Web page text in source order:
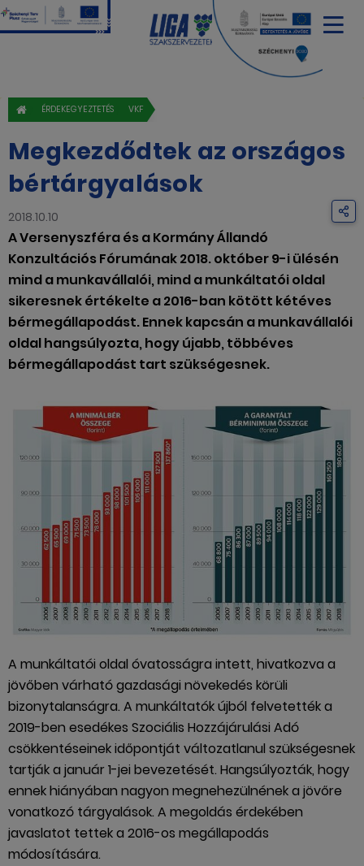
ÉRDEKEGYEZTETÉS VKF
Megkezdődtek az országos
bértárgyalások
2018.10.10
A Versenyszféra és a Kormány Állandó
Konzultációs Fórumának 2018. október 9-i ülésén
mind a munkavállalói, mind a munkáltatói oldal
sikeresnek értékelte a 2016-ban kötött kétéves
bérmegállapodást. Ennek kapcsán a munkavállalói
oldal hangsúlyozta, hogy újabb, többéves
bérmegállapodást tart szükségesnek.
A munkáltatói oldal óvatosságra intett, hivatkozva a
jövőben várható gazdasági növekedés körüli
bizonytalanságra. A munkáltatók újból felvetették a
2019-ben esedékes Szociális Hozzájárulási Adó
csökkentéseinek időpontját változatlanul szükségesnek
tartják a január 1-jei bevezetését. Hangsúlyozták, hogy
ennek hiányában nagyon megnehezülnének a jövőre
vonatkozó tárgyalások. A megoldás érdekében
javaslatot tettek a 2016-os megállapodás
módosítására.